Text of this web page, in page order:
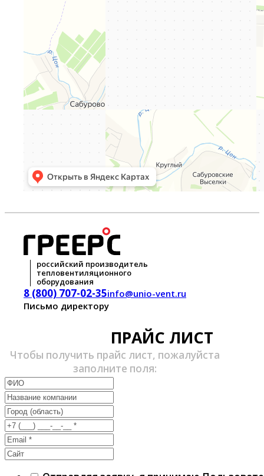
российский производитель
тепловентиляционного
оборудования
8 (800) 707-02-35info@unio-vent.ru
Письмо директору
ПРАЙС ЛИСТ
Чтобы получить прайс лист, пожалуйста
заполните поля: